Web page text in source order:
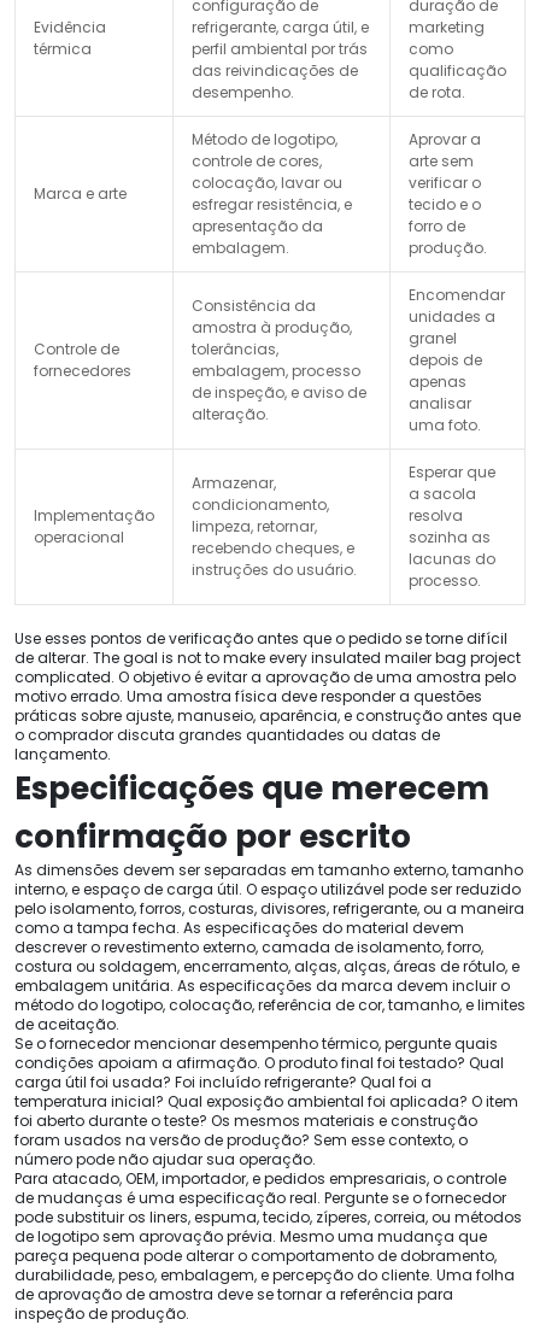
Evidência
térmica
configuração de
refrigerante, carga útil, e
perfil ambiental por trás
das reivindicações de
desempenho.
duração de
marketing
como
qualificação
de rota.
Marca e arte
Método de logotipo,
controle de cores,
colocação, lavar ou
esfregar resistência, e
apresentação da
embalagem.
Aprovar a
arte sem
verificar o
tecido e o
forro de
produção.
Controle de
fornecedores
Consistência da
amostra à produção,
tolerâncias,
embalagem, processo
de inspeção, e aviso de
alteração.
Encomendar
unidades a
granel
depois de
apenas
analisar
uma foto.
Implementação
operacional
Armazenar,
condicionamento,
limpeza, retornar,
recebendo cheques, e
instruções do usuário.
Esperar que
a sacola
resolva
sozinha as
lacunas do
processo.
Use esses pontos de verificação antes que o pedido se torne difícil
de alterar. The goal is not to make every insulated mailer bag project
complicated. O objetivo é evitar a aprovação de uma amostra pelo
motivo errado. Uma amostra física deve responder a questões
práticas sobre ajuste, manuseio, aparência, e construção antes que
o comprador discuta grandes quantidades ou datas de
lançamento.
Especificações que merecem
confirmação por escrito
As dimensões devem ser separadas em tamanho externo, tamanho
interno, e espaço de carga útil. O espaço utilizável pode ser reduzido
pelo isolamento, forros, costuras, divisores, refrigerante, ou a maneira
como a tampa fecha. As especificações do material devem
descrever o revestimento externo, camada de isolamento, forro,
costura ou soldagem, encerramento, alças, alças, áreas de rótulo, e
embalagem unitária. As especificações da marca devem incluir o
método do logotipo, colocação, referência de cor, tamanho, e limites
de aceitação.
Se o fornecedor mencionar desempenho térmico, pergunte quais
condições apoiam a afirmação. O produto final foi testado? Qual
carga útil foi usada? Foi incluído refrigerante? Qual foi a
temperatura inicial? Qual exposição ambiental foi aplicada? O item
foi aberto durante o teste? Os mesmos materiais e construção
foram usados ​​na versão de produção? Sem esse contexto, o
número pode não ajudar sua operação.
Para atacado, OEM, importador, e pedidos empresariais, o controle
de mudanças é uma especificação real. Pergunte se o fornecedor
pode substituir os liners, espuma, tecido, zíperes, correia, ou métodos
de logotipo sem aprovação prévia. Mesmo uma mudança que
pareça pequena pode alterar o comportamento de dobramento,
durabilidade, peso, embalagem, e percepção do cliente. Uma folha
de aprovação de amostra deve se tornar a referência para
inspeção de produção.